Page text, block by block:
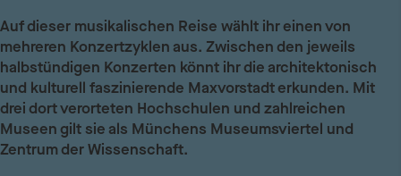
Auf dieser musikalischen Reise wählt ihr einen von
mehreren Konzertzyklen aus. Zwischen den jeweils
halbstündigen Konzerten könnt ihr die architektonisch
und kulturell faszinierende Maxvorstadt erkunden. Mit
drei dort verorteten Hochschulen und zahlreichen
Museen gilt sie als Münchens Museumsviertel und
Zentrum der Wissenschaft.